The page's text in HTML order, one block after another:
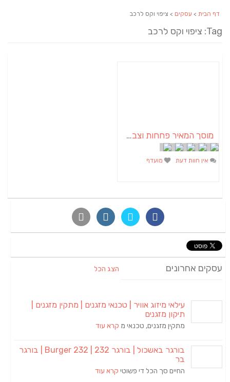
דף הבית > עסקים > ציפוי וקס לרכב
Tag: ציפוי וקס לרכב
מוסך המאיר פחחות וצבע לרכב
אין חוות דעת מועדף
עסקים אחרונים הצג הכל
עילאי מיזוג אוויר | טכנאי מזגנים | מתקין מזגנים |
תיקון מזגנים
מתקין מזגנים, טכנאי מ קרא עוד
בורגר באשכול | בורגר 232 | Burger 232 | בורגר
בר
החיים סך הכל די פשוטי קרא עוד